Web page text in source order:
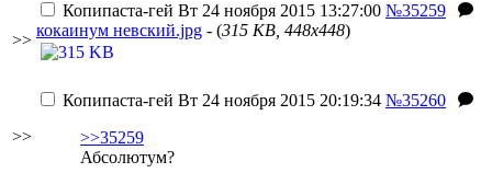
>>
Копипаста-гей Вт 24 ноября 2015 13:27:00 №35259
кокаинум невский.jpg - (315 KB, 448x448)
>>
Копипаста-гей Вт 24 ноября 2015 20:19:34 №35260
>>35259
Абсолютум?